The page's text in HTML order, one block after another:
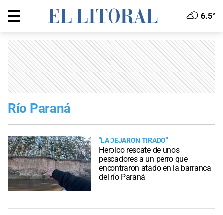
6.5°
Río Paraná
"LA DEJARON TIRADO"
Heroico rescate de unos
pescadores a un perro que
encontraron atado en la barranca
del río Paraná